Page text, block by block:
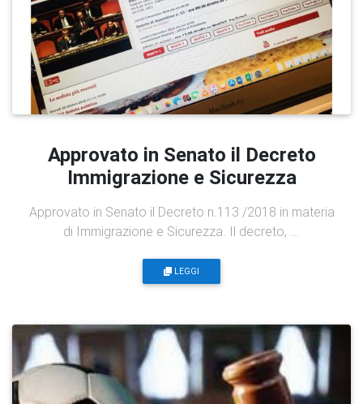
Approvato in Senato il Decreto
Immigrazione e Sicurezza
Approvato in Senato il Decreto n.113 /2018 in materia
di Immigrazione e Sicurezza. Il decreto, ...
LEGGI